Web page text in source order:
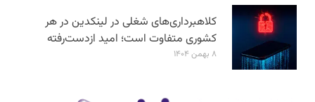
کلاهبرداری‌های شغلی در لینکدین در هر
کشوری متفاوت است؛ امید ازدست‌رفته
۸ بهمن ۱۴۰۴